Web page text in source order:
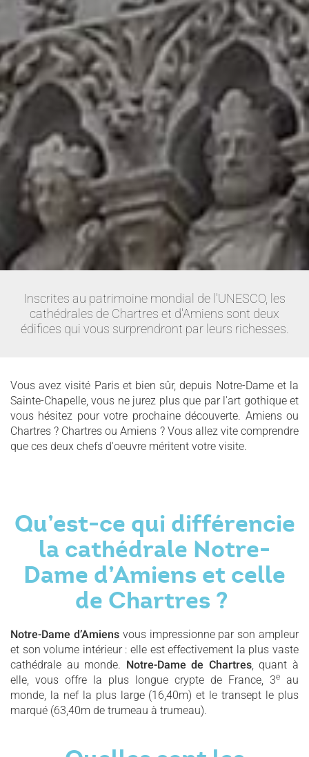
Inscrites au patrimoine mondial de l'UNESCO, les
cathédrales de Chartres et d'Amiens sont deux
édifices qui vous surprendront par leurs richesses.
Vous avez visité Paris et bien sûr, depuis Notre-Dame et la
Sainte-Chapelle, vous ne jurez plus que par l'art gothique et
vous hésitez pour votre prochaine découverte. Amiens ou
Chartres ? Chartres ou Amiens ? Vous allez vite comprendre
que ces deux chefs d'oeuvre méritent votre visite.
Qu’est-ce qui différencie
la cathédrale Notre-
Dame d’Amiens et celle
de Chartres ?
Notre-Dame d’Amiensvous impressionne par son ampleur
et son volume intérieur : elle est effectivement la plus vaste
cathédrale au monde. Notre-Dame de Chartres, quant à
elle, vous offre la plus longue crypte de France, 3e
au
monde, la nef la plus large (16,40m) et le transept le plus
marqué (63,40m de trumeau à trumeau).